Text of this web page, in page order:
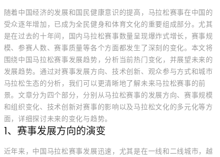
随着中国经济的发展和国民健康意识的提高，马拉松赛事在中国的
受众逐年增加，已成为全民健身和体育文化的重要组成部分。尤其
是在过去的十年间，国内马拉松赛事数量呈现爆炸式增长，赛事规
模、参赛人数、赛事质量等各个方面都发生了深刻的变化。本文将
围绕中国马拉松赛事发展趋势，分析当前热门变化，并展望未来的
发展趋势。通过对赛事发展方向、技术创新、观众参与方式和城市
马拉松生态的分析，我们可以更清晰地了解未来马拉松赛事的前
景。文章分为四个部分，分别从马拉松赛事的发展方向、赛事规模
和组织变化、技术创新对赛事的影响以及马拉松文化的多元化等方
面，详细探讨未来的变化与趋势。
1、赛事发展方向的演变
近年来，中国马拉松赛事发展迅速，尤其是在一线和二线城市，越